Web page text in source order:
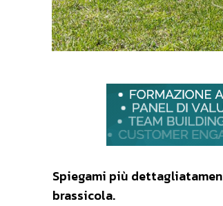
Spiegami più
brassicola.